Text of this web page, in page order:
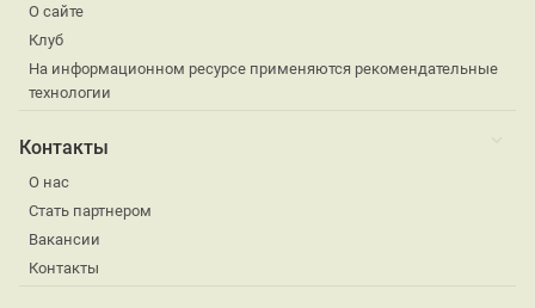
О сайте
Клуб
На информационном ресурсе применяются рекомендательные
технологии
Контакты
О нас
Стать партнером
Вакансии
Контакты